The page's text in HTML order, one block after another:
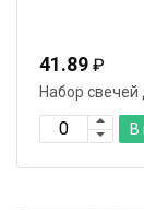
41.89 ₽
Набор
В